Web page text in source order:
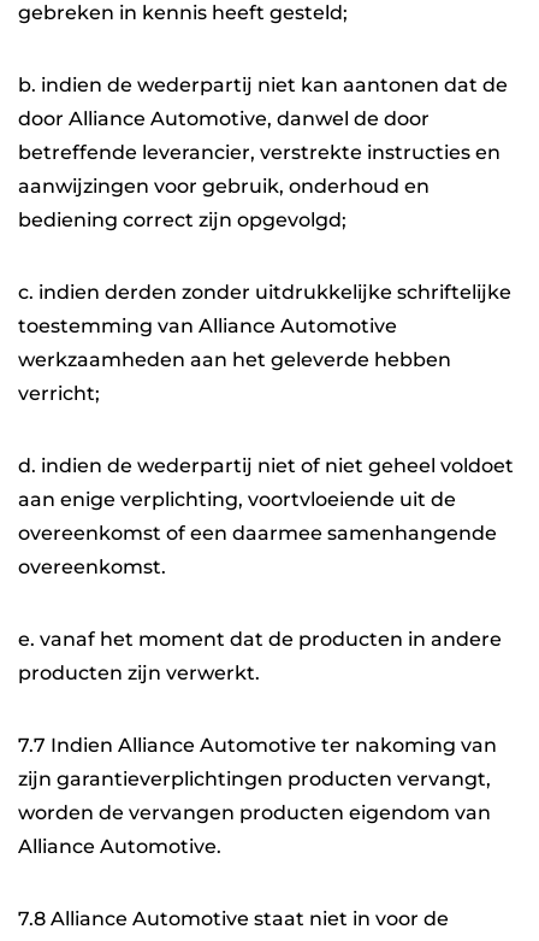
gebreken in kennis heeft gesteld;
b. indien de wederpartij niet kan aantonen dat de
door Alliance Automotive, danwel de door
betreffende leverancier, verstrekte instructies en
aanwijzingen voor gebruik, onderhoud en
bediening correct zijn opgevolgd;
c. indien derden zonder uitdrukkelijke schriftelijke
toestemming van Alliance Automotive
werkzaamheden aan het geleverde hebben
verricht;
d. indien de wederpartij niet of niet geheel voldoet
aan enige verplichting, voortvloeiende uit de
overeenkomst of een daarmee samenhangende
overeenkomst.
e. vanaf het moment dat de producten in andere
producten zijn verwerkt.
7.7 Indien Alliance Automotive ter nakoming van
zijn garantieverplichtingen producten vervangt,
worden de vervangen producten eigendom van
Alliance Automotive.
7.8 Alliance Automotive staat niet in voor de